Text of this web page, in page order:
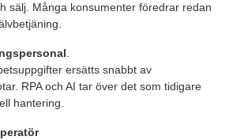
sälj. Många konsumenter föredrar redan
.
ersätts snabbt av
RPA och AI tar över det som tidigare
hantering.